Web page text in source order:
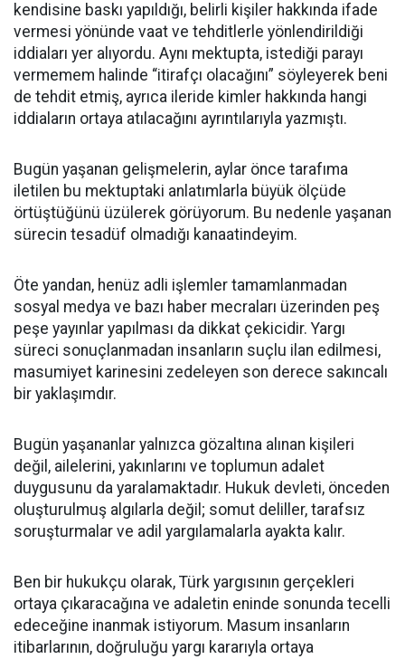
kendisine baskı yapıldığı, belirli kişiler hakkında ifade
vermesi yönünde vaat ve tehditlerle yönlendirildiği
iddiaları yer alıyordu. Aynı mektupta, istediği parayı
vermemem halinde “itirafçı olacağını” söyleyerek beni
de tehdit etmiş, ayrıca ileride kimler hakkında hangi
iddiaların ortaya atılacağını ayrıntılarıyla yazmıştı.
Bugün yaşanan gelişmelerin, aylar önce tarafıma
iletilen bu mektuptaki anlatımlarla büyük ölçüde
örtüştüğünü üzülerek görüyorum. Bu nedenle yaşanan
sürecin tesadüf olmadığı kanaatindeyim.
Öte yandan, henüz adli işlemler tamamlanmadan
sosyal medya ve bazı haber mecraları üzerinden peş
peşe yayınlar yapılması da dikkat çekicidir. Yargı
süreci sonuçlanmadan insanların suçlu ilan edilmesi,
masumiyet karinesini zedeleyen son derece sakıncalı
bir yaklaşımdır.
Bugün yaşananlar yalnızca gözaltına alınan kişileri
değil, ailelerini, yakınlarını ve toplumun adalet
duygusunu da yaralamaktadır. Hukuk devleti, önceden
oluşturulmuş algılarla değil; somut deliller, tarafsız
soruşturmalar ve adil yargılamalarla ayakta kalır.
Ben bir hukukçu olarak, Türk yargısının gerçekleri
ortaya çıkaracağına ve adaletin eninde sonunda tecelli
edeceğine inanmak istiyorum. Masum insanların
itibarlarının, doğruluğu yargı kararıyla ortaya